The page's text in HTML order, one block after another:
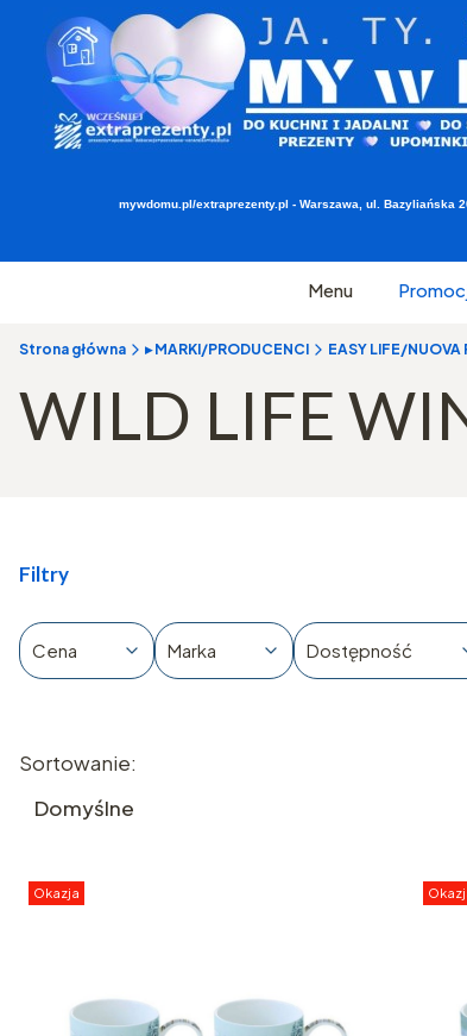
mywdomu.pl/extraprezenty.pl - Warszawa, ul. Bazyliańska
Menu
Strona główna ▸ MARKI/PRODUCENCI EASY LIFE/
WILD LIFE
Filtry
Cena Marka Dostępność
Lista produktów
Sortowanie:
Domyślne
Okazja